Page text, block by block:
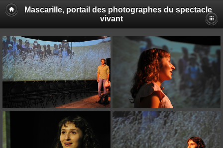
Mascarille, portail des photographes du spectacle
vivant